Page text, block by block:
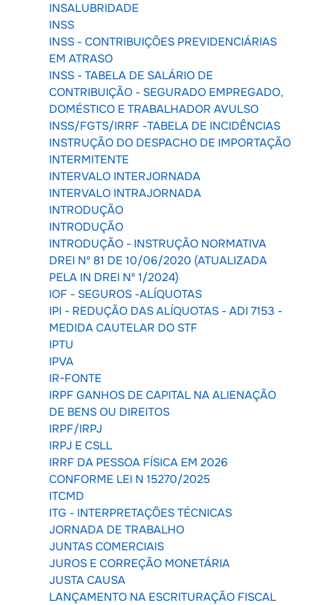
INSALUBRIDADE
INSS
INSS - CONTRIBUIÇÕES PREVIDENCIÁRIAS
EM ATRASO
INSS - TABELA DE SALÁRIO DE
CONTRIBUIÇÃO - SEGURADO EMPREGADO,
DOMÉSTICO E TRABALHADOR AVULSO
INSS/FGTS/IRRF -TABELA DE INCIDÊNCIAS
INSTRUÇÃO DO DESPACHO DE IMPORTAÇÃO
INTERMITENTE
INTERVALO INTERJORNADA
INTERVALO INTRAJORNADA
INTRODUÇÃO
INTRODUÇÃO
INTRODUÇÃO - INSTRUÇÃO NORMATIVA
DREI Nº 81 DE 10/06/2020 (ATUALIZADA
PELA IN DREI Nº 1/2024)
IOF - SEGUROS -ALÍQUOTAS
IPI - REDUÇÃO DAS ALÍQUOTAS - ADI 7153 -
MEDIDA CAUTELAR DO STF
IPTU
IPVA
IR-FONTE
IRPF GANHOS DE CAPITAL NA ALIENAÇÃO
DE BENS OU DIREITOS
IRPF/IRPJ
IRPJ E CSLL
IRRF DA PESSOA FÍSICA EM 2026
CONFORME LEI N 15270/2025
ITCMD
ITG - INTERPRETAÇÕES TÉCNICAS
JORNADA DE TRABALHO
JUNTAS COMERCIAIS
JUROS E CORREÇÃO MONETÁRIA
JUSTA CAUSA
LANÇAMENTO NA ESCRITURAÇÃO FISCAL